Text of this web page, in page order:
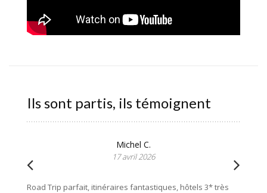
Ils sont partis, ils témoignent
Michel C.
17 avril 2026
Road Trip parfait, itinéraires fantastiques, hôtels 3* très